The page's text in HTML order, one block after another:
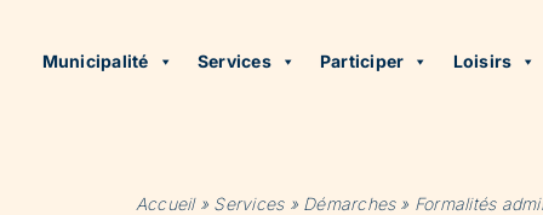
Municipalité Services Participer Loisirs
Accueil» Services» Démarches» Formalités